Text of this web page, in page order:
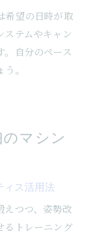
希望の日時が取
ステムやキャン
。自分のペース
。
マシン
ィス活用法
えつつ、姿勢改
るトレーニング